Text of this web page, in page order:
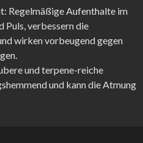
Regelmäßige Aufenthalte im
Puls, verbessern die
wirken vorbeugend gegen
und terpene-reiche
und kann die Atmung